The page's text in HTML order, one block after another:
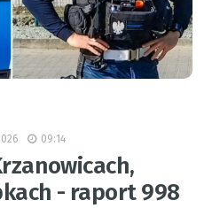
09:14
- raport 998